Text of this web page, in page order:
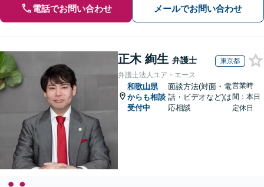
電話でお問い合わせ メールでお問い合わせ
正木 絢生 弁護士 東京都
弁護士法人ユア・エース
和歌山県
からも相談
受付中
面談方法(対面・電
話・ビデオなど)は
応相談
営業時
間：本日
定休日